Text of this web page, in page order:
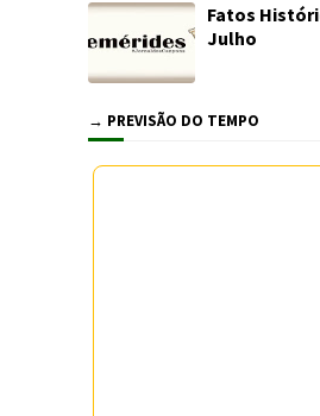
Fatos
Julho
→ PREVISÃO DO TEMPO